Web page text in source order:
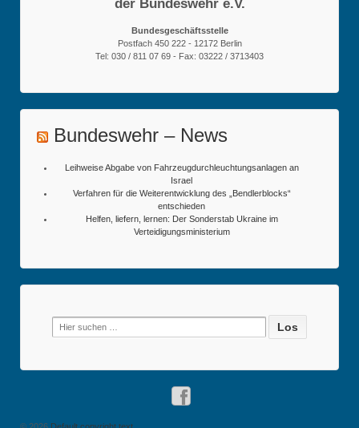
der Bundeswehr e.V.
Bundesgeschäftsstelle
Postfach 450 222 - 12172 Berlin
Tel: 030 / 811 07 69 - Fax: 03222 / 3713403
Bundeswehr – News
Leihweise Abgabe von Fahrzeugdurchleuchtungsanlagen an
Israel
Verfahren für die Weiterentwicklung des „Bendlerblocks“
entschieden
Helfen, liefern, lernen: Der Sonderstab Ukraine im
Verteidigungsministerium
Suche